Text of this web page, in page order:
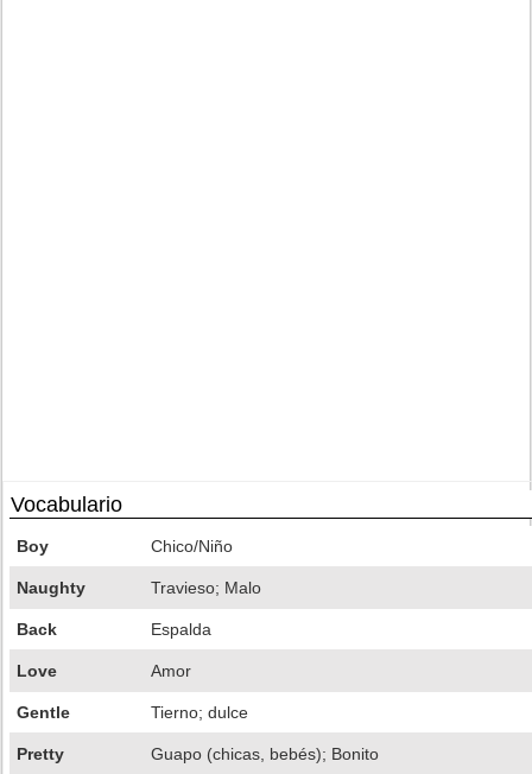
Vocabulario
Boy Chico/Niño
Naughty Travieso; Malo
Back Espalda
Love Amor
Gentle Tierno; dulce
Pretty Guapo (chicas, bebés); Bonito